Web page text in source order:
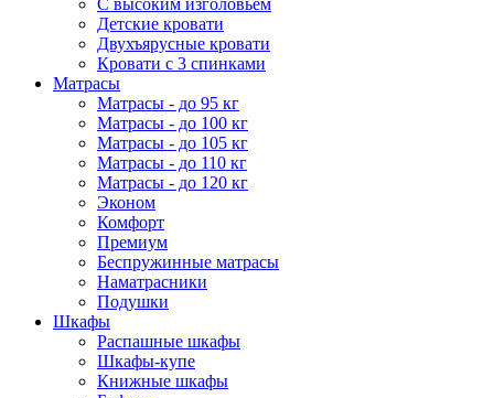
С высоким изголовьем
Детские кровати
Двухъярусные кровати
Кровати с 3 спинками
Матрасы
Матрасы - до 95 кг
Матрасы - до 100 кг
Матрасы - до 105 кг
Матрасы - до 110 кг
Матрасы - до 120 кг
Эконом
Комфорт
Премиум
Беспружинные матрасы
Наматрасники
Подушки
Шкафы
Распашные шкафы
Шкафы-купе
Книжные шкафы